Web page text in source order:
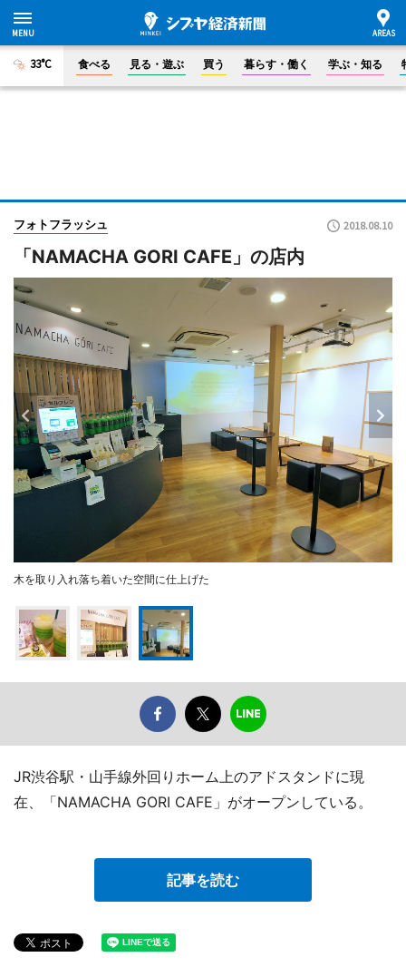
33°C 食べる 見る・遊ぶ 買う 暮らす・働く 学ぶ・知る
フォトフラッシュ 2018.08.10
「NAMACHA GORI CAFE」の店内
木を取り入れ落ち着いた空間に仕上げた
JR渋谷駅・山手線外回りホーム上のアドスタンドに現
在、「NAMACHA GORI CAFE」がオープンしている。
記事を読む